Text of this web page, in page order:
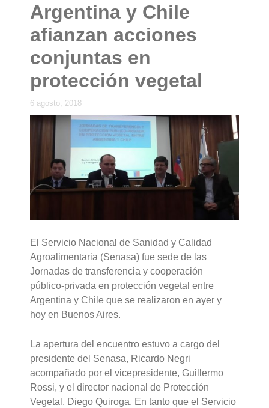
Argentina y Chile
afianzan acciones
conjuntas en
protección vegetal
6 agosto, 2018
El Servicio Nacional de Sanidad y Calidad
Agroalimentaria (Senasa) fue sede de las
Jornadas de transferencia y cooperación
público-privada en protección vegetal entre
Argentina y Chile que se realizaron en ayer y
hoy en Buenos Aires.
La apertura del encuentro estuvo a cargo del
presidente del Senasa, Ricardo Negri
acompañado por el vicepresidente, Guillermo
Rossi, y el director nacional de Protección
Vegetal, Diego Quiroga. En tanto que el Servicio